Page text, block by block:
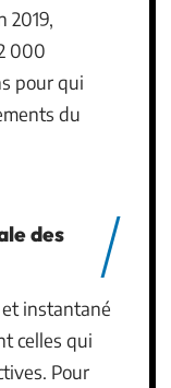
2019,
000
pour qui
du
des
instantané
celles qui
Pour